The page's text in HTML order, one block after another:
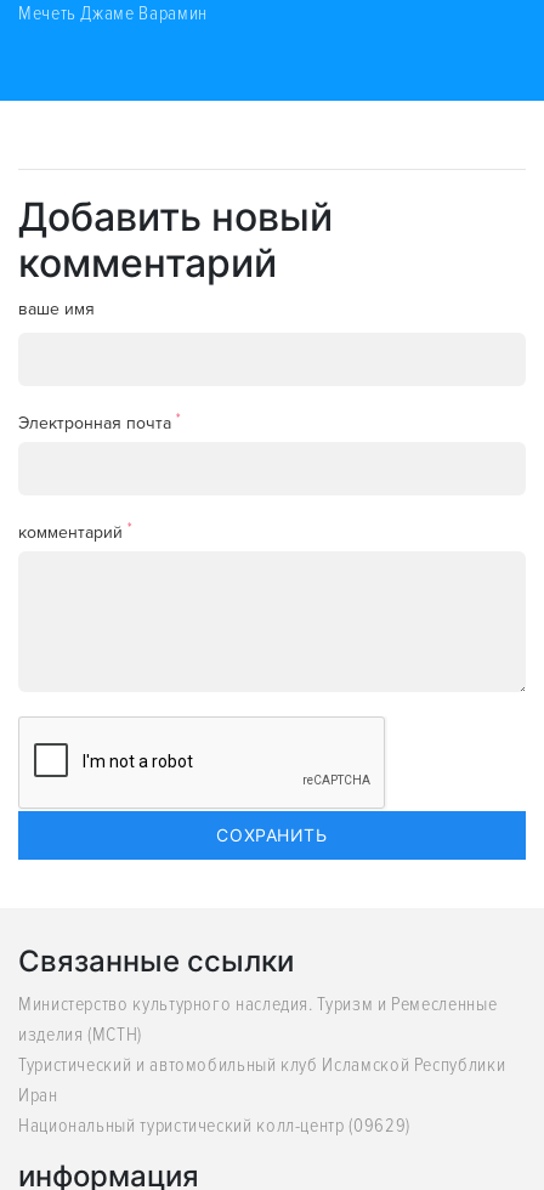
Мечеть Джaмe Варамин
Добавить новый
комментарий
ваше имя
Электронная почта *
комментарий *
Связанные ссылки
Министерство культурного наследия. Туризм и Ремесленные
изделия (MCTH)
Туристический и автомобильный клуб Исламской Республики
Иран
Национальный туристический колл-центр (09629)
информация